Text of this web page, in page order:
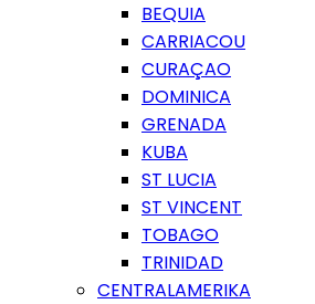
BEQUIA
CARRIACOU
CURAÇAO
DOMINICA
GRENADA
KUBA
ST LUCIA
ST VINCENT
TOBAGO
TRINIDAD
CENTRALAMERIKA